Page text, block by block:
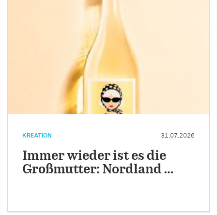
KREATION 31.07.2026
Immer wieder ist es die
Großmutter: Nordland …